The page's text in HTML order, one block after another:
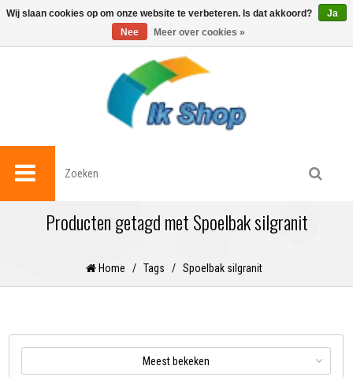
0
Producten getagd met Spoelbak silgranit
Home / Tags / Spoelbak silgranit
Meest bekeken
Wij slaan cookies op om onze website te verbeteren. Is dat akkoord?
Ja
Nee
Meer over cookies »